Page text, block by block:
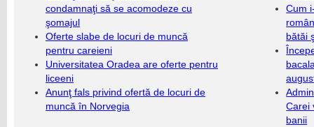
condamnaţi să se acomodeze cu
şomajul
Oferte slabe de locuri de muncă
pentru careieni
Universitatea Oradea are oferte pentru
liceeni
Anunţ fals privind ofertă de locuri de
muncă în Norvegia
Cum
bătăi
Carei
banii